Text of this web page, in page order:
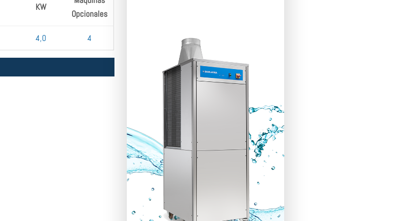
KW
Opcionales
4,0 4